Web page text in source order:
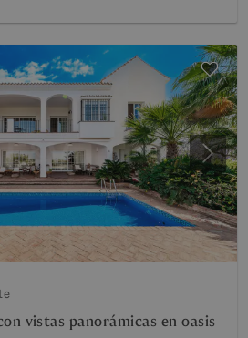
vistas panorámicas en oasis